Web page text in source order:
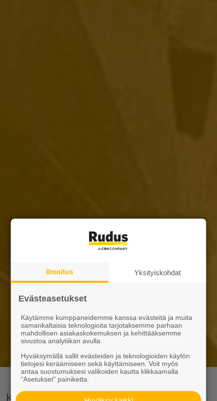
Kun rakenteilta vaaditaan
Ilmoitus Yksityiskohdat
Evästeasetukset
Käytämme kumppaneidemme kanssa evästeitä ja muita
samankaltaisia teknologioita tarjotaksemme parhaan
mahdollisen asiakaskokemuksen ja kehittääksemme
sivustoa analytiikan avulla.
Hyväksymällä sallit evästeiden ja teknologioiden käytön
tietojesi keräämiseen sekä käyttämiseen. Voit myös
antaa suostumuksesi valikoiden kautta klikkaamalla
“Asetukset” painiketta.